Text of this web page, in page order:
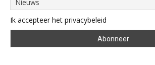
Ik accepteer het privacybeleid